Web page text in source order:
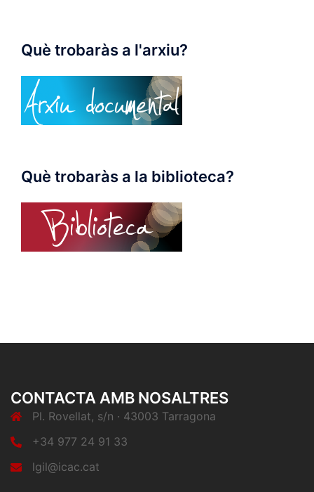
Què trobaràs a l'arxiu?
Què trobaràs a la biblioteca?
CONTACTA AMB NOSALTRES
Pl. Rovellat, s/n · 43003 Tarragona
+34 977 24 91 33
lgil@icac.cat